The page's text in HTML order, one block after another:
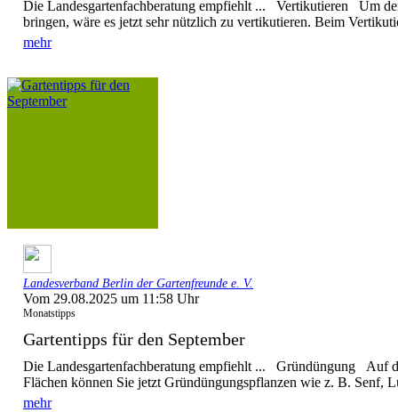
Die Landesgartenfachberatung empfiehlt ... Vertikutieren Um
bringen, wäre es jetzt sehr nützlich zu vertikutieren. Beim
mehr
Landesverband Berlin der Gartenfreunde e. V.
Vom 29.08.2025 um 11:58 Uhr
Monatstipps
Gartentipps für den September
Die Landesgartenfachberatung empfiehlt ... Gründüngung Auf
Flächen können Sie jetzt Gründüngungspflanzen wie z. B. Senf,
mehr